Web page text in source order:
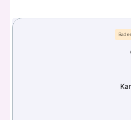
Don't have an